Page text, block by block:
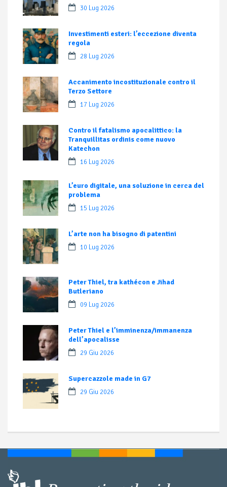
30 Lug 2026
Investimenti esteri: l’eccezione diventa
regola
28 Lug 2026
Accanimento incostituzionale contro il
Terzo Settore
17 Lug 2026
Contro il fatalismo apocalittico: la
Tranquillitas ordinis come nuovo
Katechon
16 Lug 2026
L’euro digitale, una soluzione in cerca del
problema
15 Lug 2026
L’arte non ha bisogno di patentini
10 Lug 2026
Peter Thiel, tra kathécon e Jihad
Butleriano
09 Lug 2026
Peter Thiel e l’imminenza/immanenza
dell’apocalisse
29 Giu 2026
Supercazzole made in G7
29 Giu 2026